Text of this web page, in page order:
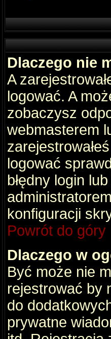
Dlaczego nie
A
logować. A
zobaczysz
webmasterem
logować
błędny login
konfiguracji
Powrót do góry
Dlaczego w
Być może nie
rejestrować by
do
prywatne